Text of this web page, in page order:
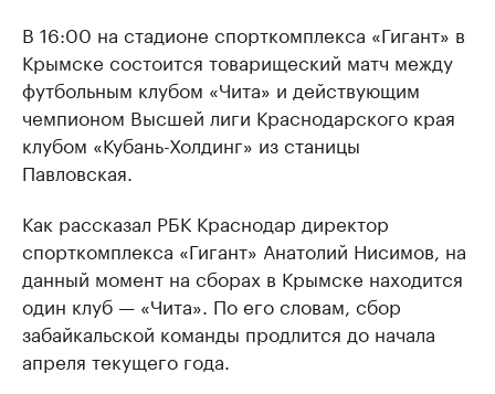
В 16:00 на стадионе спорткомплекса «Гигант» в
Крымске состоится товарищеский матч между
футбольным клубом «Чита» и действующим
чемпионом Высшей лиги Краснодарского края
клубом «Кубань-Холдинг» из станицы
Павловская.
Как рассказал РБК Краснодар директор
спорткомплекса «Гигант» Анатолий Нисимов, на
данный момент на сборах в Крымске находится
один клуб — «Чита». По его словам, сбор
забайкальской команды продлится до начала
апреля текущего года.